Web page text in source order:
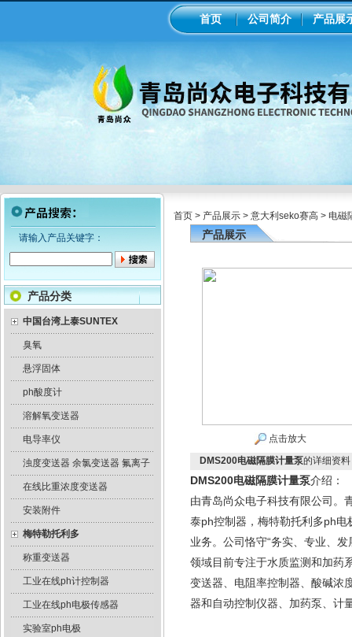
首页 公司简介 产品展
请输入产品关键字：
产品分类
中国台湾上泰SUNTEX
臭氧
悬浮固体
ph酸度计
溶解氧变送器
电导率仪
浊度变送器 余氯变送器 氟离子
在线比重浓度变送器
安装附件
梅特勒托利多
称重变送器
工业在线ph计控制器
工业在线ph电极传感器
实验室ph电极
首页 > 产品展示 > 意大利seko赛高 > 电磁
产品展示
点击放大
DMS200电磁隔膜计量泵的详细资料
DMS200电磁隔膜计量泵介绍：
由青岛尚众电子科技有限公司。
泰ph控制器，梅特勒托利多ph
业务。公司恪守“务实、专业、
领域目前专注于水质监测和加药
变送器、电阻率控制器、酸碱浓
器和自动控制仪器、加药泵、计